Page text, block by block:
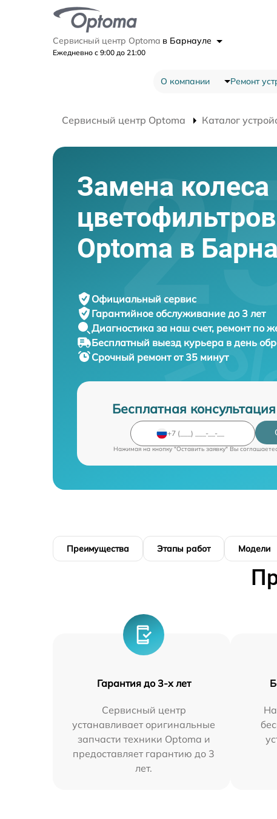
Сервисный центр Optoma в Барнауле
Ежедневно с 9:00 до 21:00
О компании Ремонт
Сервисный центр Optoma Каталог
Замена колеса
Optoma в
Официальный сервис
Гарантийное обслуживание до 3 лет
Диагностика за наш счет, ремонт по
Бесплатный выезд курьера в день
Срочный ремонтот 35 минут
Бесплатная
Нажимая на кнопку "Оставить заявку" Вы
Преимущества Этапы работ Модели
Гарантия до 3-х лет
Сервисный центр
устанавливает оригинальные
запчасти техники Optoma и
предоставляет гарантию до 3
лет.